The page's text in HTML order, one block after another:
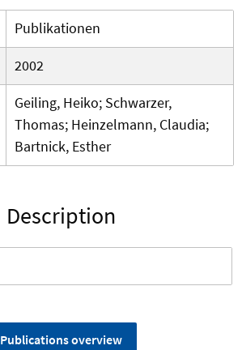
Publikationen
2002
Geiling, Heiko; Schwarzer,
Thomas; Heinzelmann, Claudia;
Bartnick, Esther
Description
Publications overview